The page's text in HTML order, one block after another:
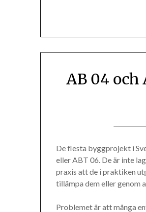
AB 04 och
De flesta byggprojekt i
eller ABT 06. De är inte
praxis att de i praktiken
tillämpa dem eller genom
Problemet är att många